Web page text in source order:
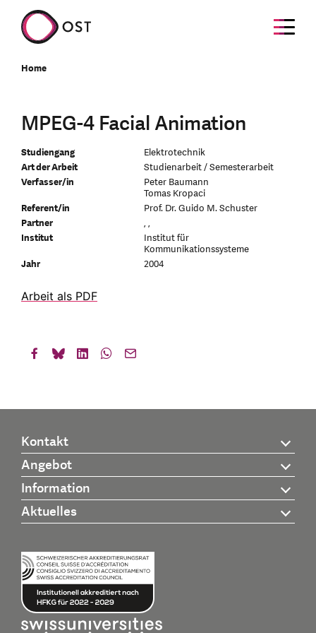
Home
MPEG-4 Facial Animation
Studiengang
Elektrotechnik
Art der Arbeit
Studienarbeit / Semesterarbeit
Verfasser/in
Peter Baumann
Tomas Kropaci
Referent/in
Prof. Dr. Guido M. Schuster
Partner
, ,
Institut
Institut für
Kommunikationssysteme
Jahr
2004
Arbeit als PDF
Kontakt
Angebot
Information
Aktuelles